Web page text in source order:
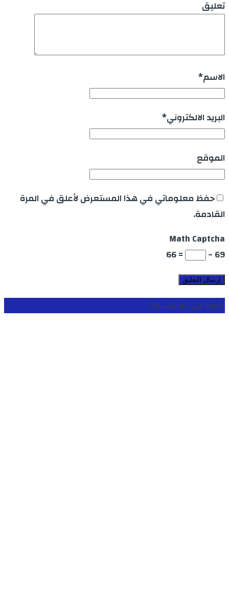
تعليق
الاسم*
البريد الالكتروني*
الموقع
حفظ معلوماتي في هذا المستعرض لأعلق في المرة
القادمة.
Math Captcha
69 −
= 66
تابعنا على الفايسبوك